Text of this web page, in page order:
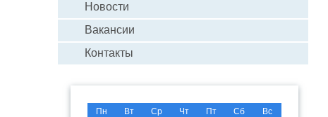
Новости
Вакансии
Контакты
Пн Вт Ср Чт Пт Сб
Вс